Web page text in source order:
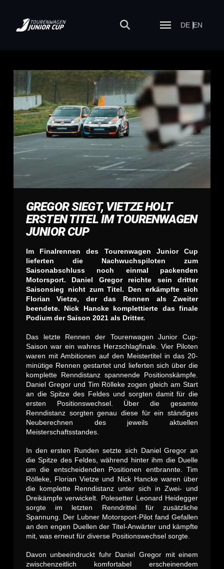
DE EN
GREGOR SIEGT, VIETZE HOLT
ERSTEN TITEL IM TOURENWAGEN
JUNIOR CUP
Im Finalrennen des Tourenwagen Junior Cup
lieferten die Nachwuchspiloten zum
Saisonabschluss noch einmal packenden
Motorsport. Daniel Gregor reichte sein dritter
Saisonsieg nicht zum Titel. Den erkämpfte sich
Florian Vietze, der das Rennen als Zweiter
beendete. Nick Hancke komplettierte das finale
Podium der Saison 2021 als Dritter.
Das letzte Rennen der Tourenwagen Junior Cup-
Saison war ein wahres Herzschlagfinale. Vier Piloten
waren mit Ambitionen auf den Meistertitel in das 20-
minütige Rennen gestartet und lieferten sich über die
komplette Renndistanz spannende Positionskämpfe.
Daniel Gregor und Tim Rölleke zogen gleich am Start
an die Spitze des Feldes und sorgten damit für die
ersten Positionswechsel. Über die gesamte
Renndistanz sorgten genau diese für ein ständiges
Neuberechnen des jeweils aktuellen
Meisterschaftsstandes.
In den ersten Runden setzte sich Daniel Gregor an
die Spitze des Feldes, während hinter ihm die Duelle
um die entscheidenden Positionen entbrannte. Tim
Rölleke, Florian Vietze und Nick Hancke waren über
die komplette Renndistanz unter sich in Zwei- und
Dreikämpfe verwickelt. Polesetter Leonard Heidegger
sorgte im letzten Renndrittel für zusätzliche
Spannung. Der Lubner Motorsport-Pilot fand Gefallen
an den engen Duellen der Titel-Anwärter und kämpfte
mit, was erneut für diverse Positionswechsel sorgte.
Davon unbeeindruckt fuhr Daniel Gregor mit einem
zwischenzeitlich komfortabel erscheinendem